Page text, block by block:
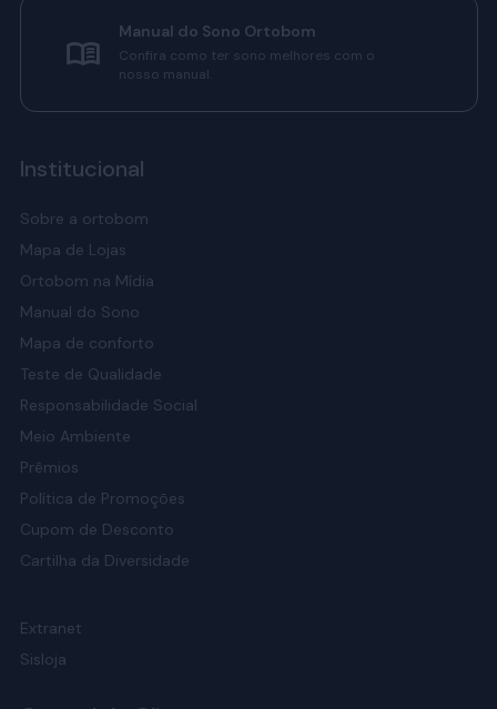
Manual do Sono Ortobom
Confira como ter sono melhores com o
nosso manual.
Institucional
Sobre a ortobom
Mapa de Lojas
Ortobom na Mídia
Manual do Sono
Mapa de conforto
Teste de Qualidade
Responsabilidade Social
Meio Ambiente
Prêmios
Política de Promoções
Cupom de Desconto
Cartilha da Diversidade
Extranet
Sisloja